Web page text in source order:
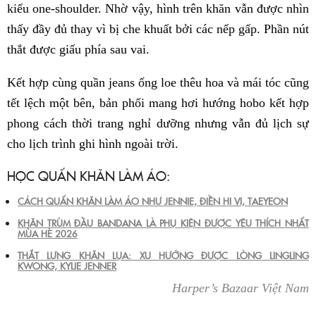
kiểu one-shoulder. Nhờ vậy, hình trên khăn vẫn được nhìn
thấy đầy đủ thay vì bị che khuất bởi các nếp gấp. Phần nút
thắt được giấu phía sau vai.
Kết hợp cùng quần jeans ống loe thêu hoa và mái tóc cũng
tết lệch một bên, bản phối mang hơi hướng hobo kết hợp
phong cách thời trang nghỉ dưỡng nhưng vẫn đủ lịch sự
cho lịch trình ghi hình ngoài trời.
HỌC QUẤN KHĂN LÀM ÁO:
CÁCH QUẤN KHĂN LÀM ÁO NHƯ JENNIE, ĐIỀN HI VI, TAEYEON
KHĂN TRÙM ĐẦU BANDANA LÀ PHỤ KIỆN ĐƯỢC YÊU THÍCH NHẤT
MÙA HÈ 2026
THẮT LƯNG KHĂN LỤA: XU HƯỚNG ĐƯỢC LÒNG LINGLING
KWONG, KYLIE JENNER
Harper’s Bazaar Việt Nam